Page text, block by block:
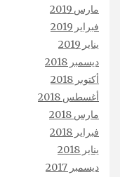
مارس 2019
فبراير 2019
يناير 2019
ديسمبر 2018
أكتوبر 2018
أغسطس 2018
مارس 2018
فبراير 2018
يناير 2018
ديسمبر 2017